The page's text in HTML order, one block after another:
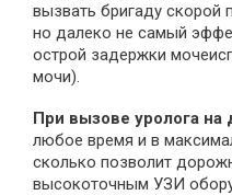
вызвать бригаду
но далеко не самый
острой задержки
мочи).
При вызове уролога на
любое время и в
сколько позволит
высокоточным УЗИ